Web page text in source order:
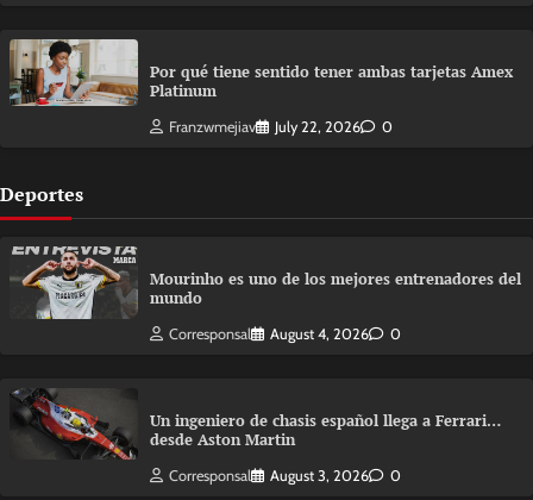
Por qué tiene sentido tener ambas tarjetas Amex
Platinum
Franzwmejiav July 22, 2026 0
Deportes
Mourinho es uno de los mejores entrenadores del
mundo
Corresponsal August 4, 2026 0
Un ingeniero de chasis español llega a Ferrari…
desde Aston Martin
Corresponsal August 3, 2026 0